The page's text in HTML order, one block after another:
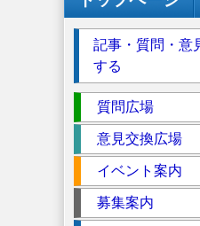
記事・質問・意
する
ク
シ
質問広場
意見交換広場
イベント案内
募集案内